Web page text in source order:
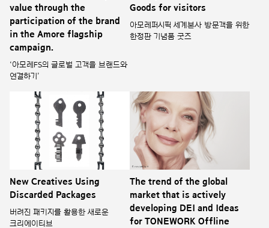
value through the
participation of the brand
in the Amore flagship
campaign.
‘아모레FS의 글로벌 고객을 브랜드와
연결하기’
Goods for visitors
아모레퍼시픽 세계본사 방문객을 위한
한정판 기념품 굿즈
New Creatives Using
Discarded Packages
버려진 패키지를 활용한 새로운
크리에이티브
The trend of the global
market that is actively
developing DEI and Ideas
for TONEWORK Offline